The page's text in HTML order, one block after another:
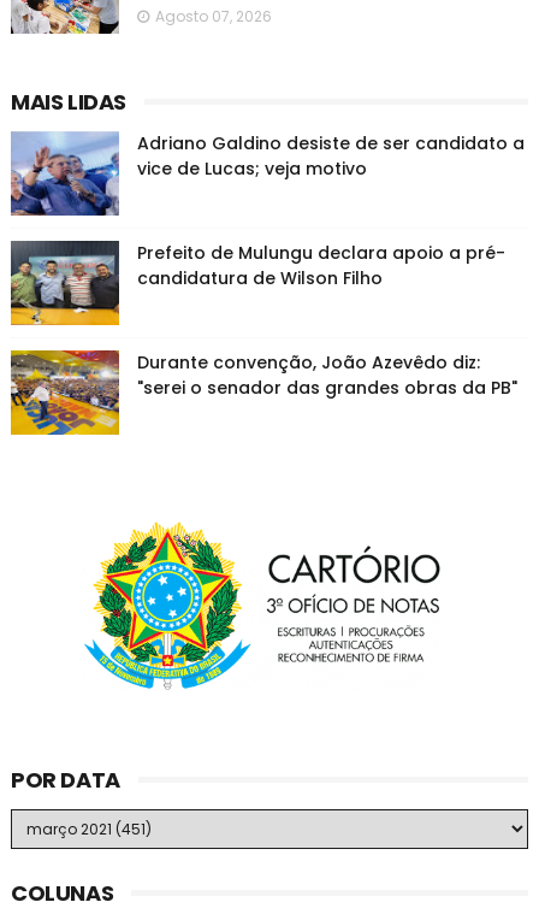
Agosto 07, 2026
MAIS LIDAS
Adriano Galdino desiste de ser candidato a
vice de Lucas; veja motivo
Prefeito de Mulungu declara apoio a pré-
candidatura de Wilson Filho
Durante convenção, João Azevêdo diz:
"serei o senador das grandes obras da PB"
POR DATA
COLUNAS